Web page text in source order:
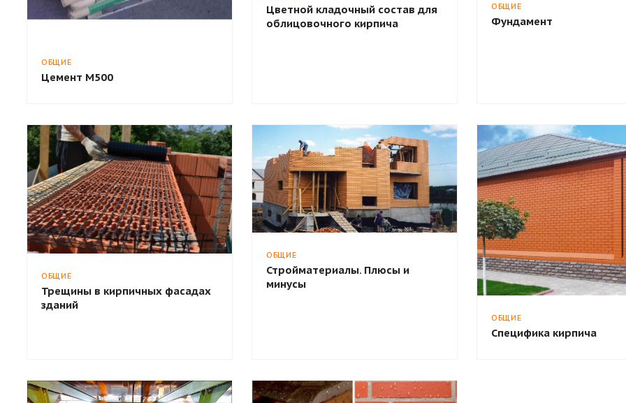
ОБЩИЕ
Цемент М500
Цветной кладочный состав для
облицовочного кирпича
ОБЩИЕ
Фундамент
ОБЩИЕ
Трещины в кирпичных фасадах
зданий
ОБЩИЕ
Стройматериалы. Плюсы и
минусы
ОБЩИЕ
Специфика кирпича